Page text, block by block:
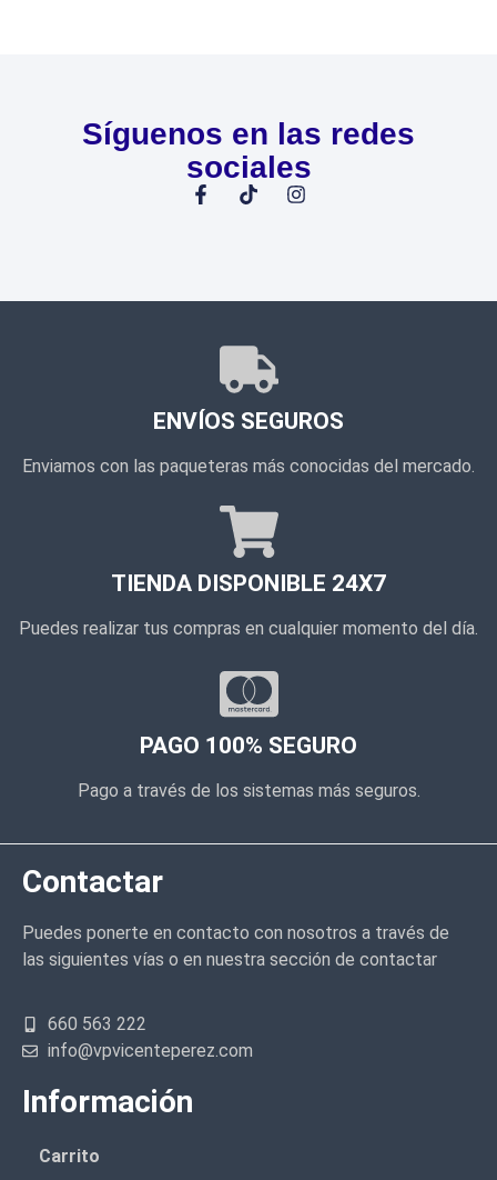
Síguenos en las redes
sociales
ENVÍOS SEGUROS
Enviamos con las paqueteras más conocidas del mercado.
TIENDA DISPONIBLE 24X7
Puedes realizar tus compras en cualquier momento del día.
PAGO 100% SEGURO
Pago a través de los sistemas más seguros.
Contactar
Puedes ponerte en contacto con nosotros a través de
las siguientes vías o en nuestra sección de contactar
660 563 222
info@vpvicenteperez.com
Información
Carrito